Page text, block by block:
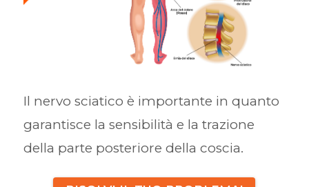
Il nervo sciatico è importante in quanto
garantisce la sensibilità e la trazione
della parte posteriore della coscia.